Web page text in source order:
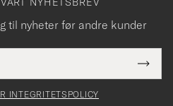
til nyheter før andre kunder
INTEGRITETSPOLICY